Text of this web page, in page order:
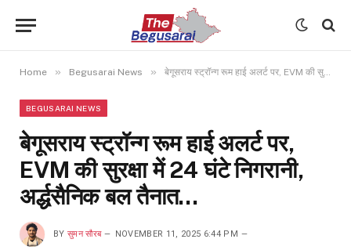
Home » Begusarai News » बेगूसराय स्ट्रॉन्ग रूम हाई अलर्ट पर, EVM की सुरक्षा में 24 घंटे निगरानी, अर्द्धसैनिक बल तैनात…
BEGUSARAI NEWS
बेगूसराय स्ट्रॉन्ग रूम हाई अलर्ट पर,
EVM की सुरक्षा में 24 घंटे निगरानी,
अर्द्धसैनिक बल तैनात…
BY सुमन सौरब NOVEMBER 11, 2025 6:44 PM